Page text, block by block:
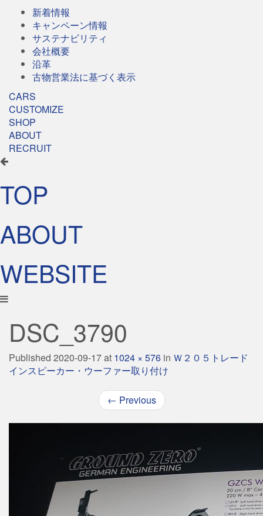
新着情報
キャンペーン情報
サステナビリティ
会社概要
沿革
古物営業法に基づく表示
CARS
CUSTOMIZE
SHOP
ABOUT
RECRUIT
TOP
ABOUT
WEBSITE
DSC_3790
Published 2020-09-17at 1024 × 576 in Ｗ２０５トレード
インスピーカー・ウーファー取り付け
← Previous